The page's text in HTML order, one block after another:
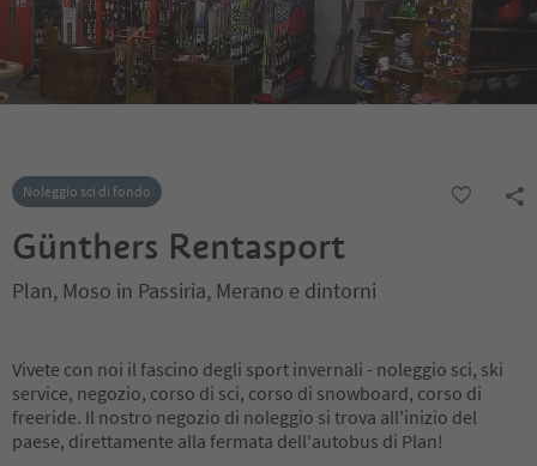
Noleggio sci di fondo
Günthers Rentasport
Plan, Moso in Passiria, Merano e dintorni
Vivete con noi il fascino degli sport invernali - noleggio sci, ski
service, negozio, corso di sci, corso di snowboard, corso di
freeride. Il nostro negozio di noleggio si trova all'inizio del
paese, direttamente alla fermata dell'autobus di Plan!